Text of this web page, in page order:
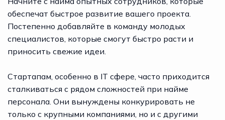
обеспечат быстрое развитие вашего проекта.
Постепенно добавляйте в команду молодых
специалистов, которые смогут быстро расти и
приносить свежие идеи.
Стартапам, особенно в IT сфере, часто приходится
сталкиваться с рядом сложностей при найме
персонала. Они вынуждены конкурировать не
только с крупными компаниями, но и с другими